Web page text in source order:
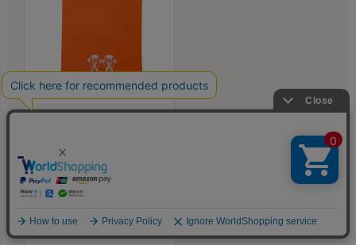
刷り）
印刷位置：F（下中央）
印刷サイズ：98 × 122mm
本体色：オレンジ
（No.2）